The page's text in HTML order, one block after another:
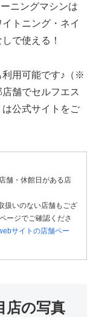
ニングマシンは
トニング・ネイ
で使える！
利用可能です♪（※
舗でセルフエス
公式サイトをご
舗・休館日がある店
扱いのない店舗もござ
ージでご確認くださ
サイトの店舗ペー
店の写真